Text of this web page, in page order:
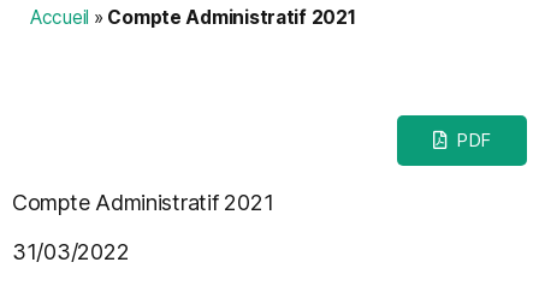
Accueil » Compte Administratif 2021
PDF
Compte Administratif 2021
31/03/2022